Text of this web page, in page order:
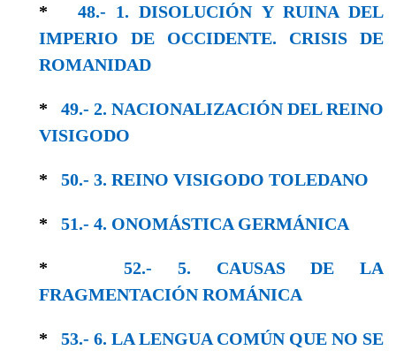
* 48.- 1. DISOLUCIÓN Y RUINA DEL
IMPERIO DE OCCIDENTE. CRISIS DE
ROMANIDAD
* 49.- 2. NACIONALIZACIÓN DEL REINO
VISI­GODO
* 50.- 3. REINO VISIGODO TOLEDANO
* 51.- 4. ONOMÁSTICA GERMÁNICA
*52.- 5. CAUSAS DE LA
FRAGMENTACIÓN ROMÁNICA
* 53.- 6. LA LENGUA COMÚN QUE NO SE